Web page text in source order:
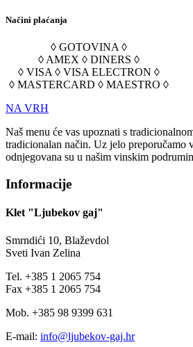
Načini plaćanja
◊ GOTOVINA ◊
◊ AMEX ◊ DINERS ◊
◊ VISA ◊ VISA ELECTRON ◊
◊ MASTERCARD ◊ MAESTRO ◊
NA VRH
Naš menu će vas upoznati s
tradicionalan način. Uz jelo preporučamo
odnjegovana su u našim vinskim
Informacije
Klet "Ljubekov gaj"
Smrndići 10, Blaževdol
Sveti Ivan Zelina
Tel. +385 1 2065 754
Fax +385 1 2065 754
Mob. +385 98 9399 631
E-mail: info@ljubekov-gaj.hr